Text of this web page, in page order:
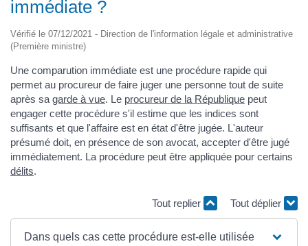
immédiate ?
Vérifié le 07/12/2021 - Direction de l'information légale et administrative
(Première ministre)
Une comparution immédiate est une procédure rapide qui
permet au procureur de faire juger une personne tout de suite
après sa garde à vue. Le procureur de la République peut
engager cette procédure s'il estime que les indices sont
suffisants et que l'affaire est en état d'être jugée. L'auteur
présumé doit, en présence de son avocat, accepter d'être jugé
immédiatement. La procédure peut être appliquée pour certains
délits.
Tout replier Tout déplier
Dans quels cas cette procédure est-elle utilisée